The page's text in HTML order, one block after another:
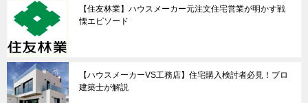
【住友林業】ハウスメーカー元注文住宅営業が明かす戦
慄エピソード
【ハウスメーカーVS工務店】住宅購入検討者必見！プロ
建築士が解説